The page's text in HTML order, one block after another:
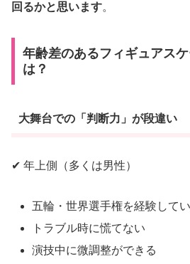
回るかと思います。
年齢差のあるフィギュアス
は？
大舞台での「判断力」が段違い
✔ 年上側（多くは男性）
五輪・世界選手権を経験して
トラブル時に慌てない
演技中に微調整ができる